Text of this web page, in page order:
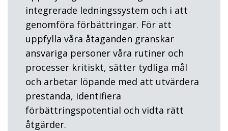
integrerade ledningssystem och i att
genomföra förbättringar. För att
uppfylla våra åtaganden granskar
ansvariga personer våra rutiner och
processer kritiskt, sätter tydliga mål
och arbetar löpande med att utvärdera
prestanda, identifiera
förbättringspotential och vidta rätt
åtgärder.